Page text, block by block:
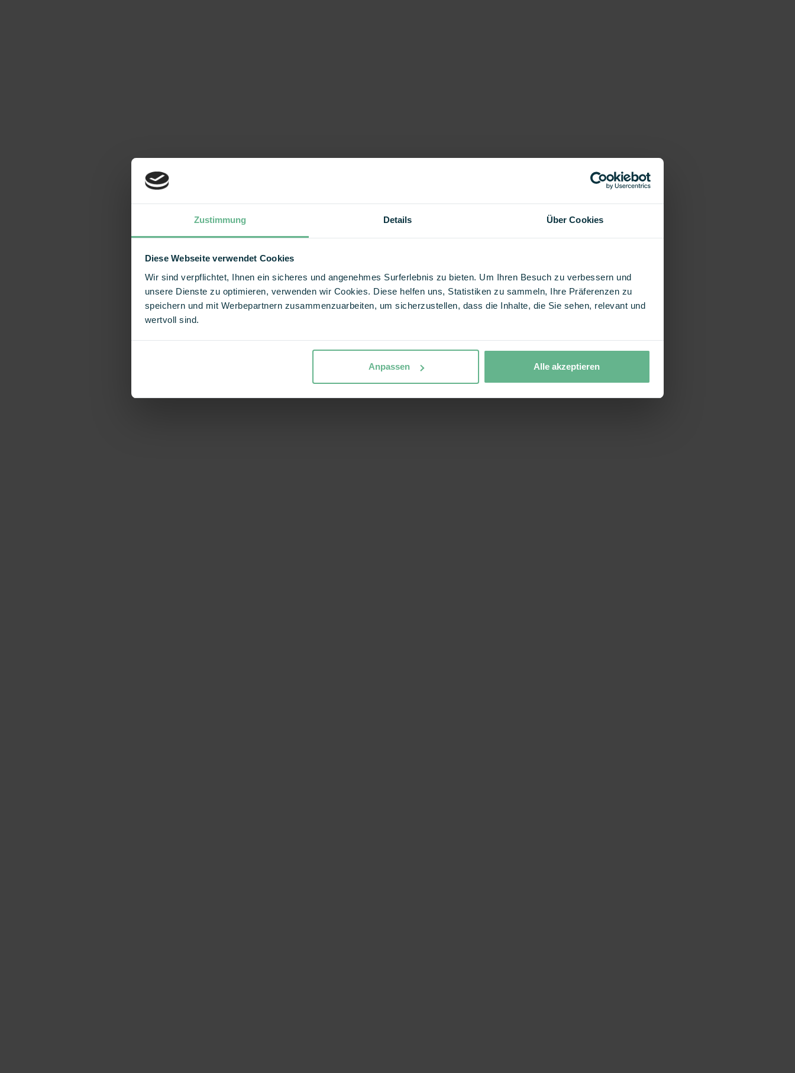
Zustimmung Details Über Cookies
Diese Webseite verwendet Cookies
Wir sind verpflichtet, Ihnen ein sicheres und angenehmes Surferlebnis zu bieten. Um Ihren Besuch zu verbessern und
unsere Dienste zu optimieren, verwenden wir Cookies. Diese helfen uns, Statistiken zu sammeln, Ihre Präferenzen zu
speichern und mit Werbepartnern zusammenzuarbeiten, um sicherzustellen, dass die Inhalte, die Sie sehen, relevant und
wertvoll sind.
Anpassen Alle akzeptieren